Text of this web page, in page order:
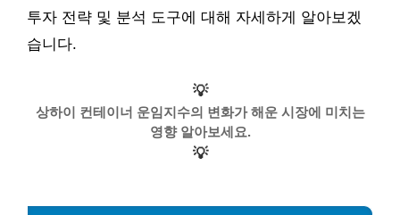
투자 전략 및 분석 도구에 대해 자세하게 알아보겠
습니다.
💡
상하이 컨테이너 운임지수의 변화가 해운 시장에 미치는
영향 알아보세요.
💡